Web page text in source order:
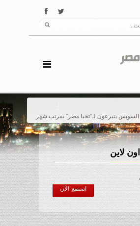
السويس يتبرعون لـ”تحيا مصر” بمرتب شهر
لاين
استمع الآن